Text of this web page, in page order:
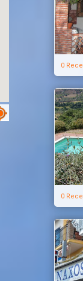
0
0